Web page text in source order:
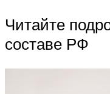
Читайте
составе РФ